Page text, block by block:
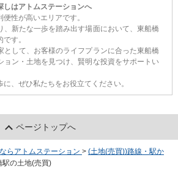
しはアトムステーションへ
性が高いエリアです。
、新たな一歩を踏み出す場面において、東船橋
す。
として、お客様のライフプランに合った東船橋
ョン・土地を見つけ、賢明な投資をサポートい
、ぜひ私たちをお役立てください。
ページトップへ
らアトムステーション > (土地(売買))路線・駅か
駅の土地(売買)